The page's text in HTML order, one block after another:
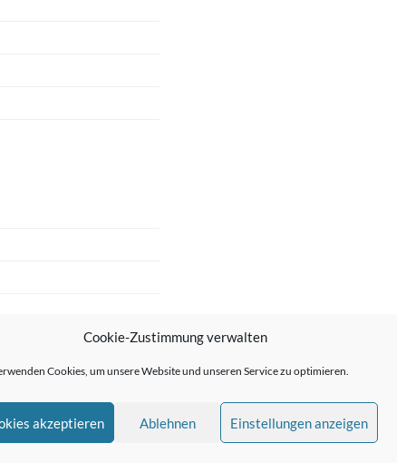
Cookie-Zustimmung verwalten
Cookies, um unsere Website und unseren Service zu optimieren.
akzeptieren Ablehnen Einstellungen anzeigen
vonAnders Norén